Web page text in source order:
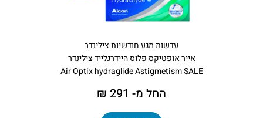
עדשות מגע חודשיות צילינדר
אייר אופטיקס פלוס היידרגלייד צילינדר
Air Optix hydraglide Astigmetism SALE
החל מ- 291 ₪